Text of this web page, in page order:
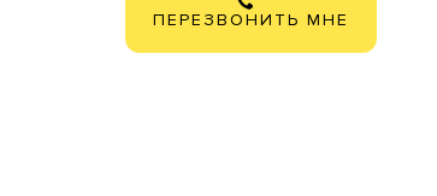
ПЕРЕЗВОНИТЬ МНЕ